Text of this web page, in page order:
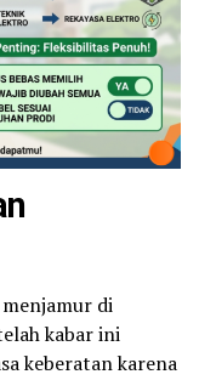
di
kabar ini
keberatan karena